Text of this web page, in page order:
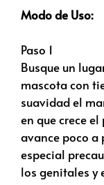
Modo de Uso:
Paso 1
Busque un
mascota con
suavidad el
en que crece
avance poco a
especial
los genitales y